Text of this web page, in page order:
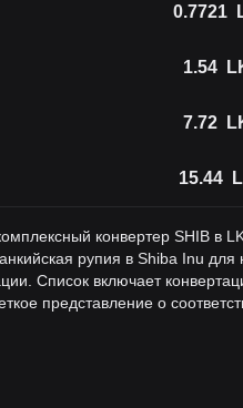
0.7721
1.54
7.72
15.44
конвертер SHIB в
рупия в Shiba Inu для
Список включает
представление о